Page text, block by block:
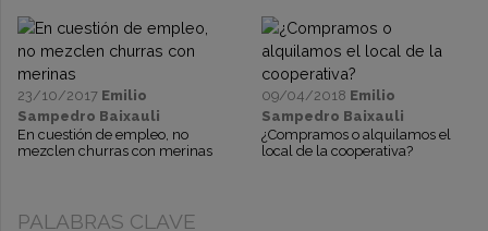
23/10/2017 Emilio
Sampedro Baixauli
En cuestión de empleo, no
mezclen churras con merinas
09/04/2018 Emilio
Sampedro Baixauli
¿Compramos o alquilamos el
local de la cooperativa?
PALABRAS CLAVE